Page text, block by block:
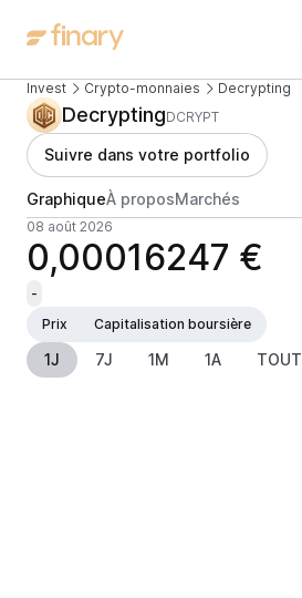
Invest Crypto-monnaies Decrypting
DecryptingDCRYPT
Suivre dans votre portfolio
GraphiqueÀ proposMarchés
08 août 2026
0,00016247 €
-
Prix
Capitalisation boursière
1J 7J 1M 1A TOUT